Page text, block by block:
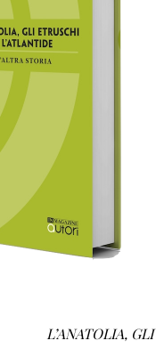
L’ANATOLIA,